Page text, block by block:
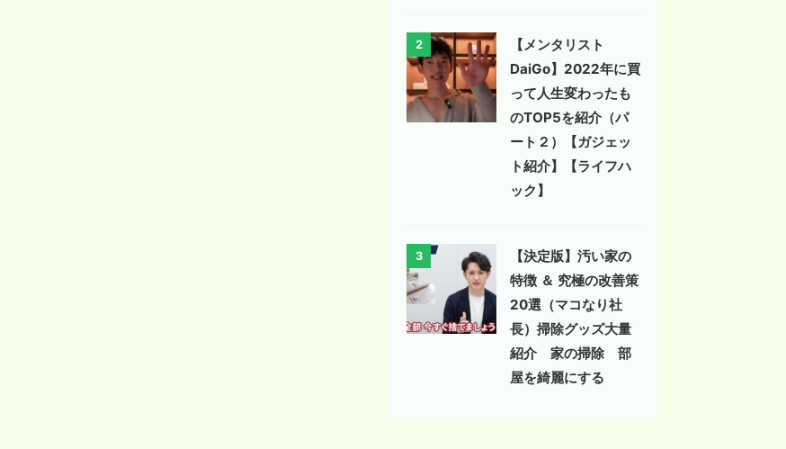
2
【メンタリスト
DaiGo】2022年に買
って人生変わったも
のTOP5を紹介（パ
ート２）【ガジェッ
ト紹介】【ライフハ
ック】
3
【決定版】汚い家の
特徴 ＆ 究極の改善策
20選（マコなり社
長）掃除グッズ大量
紹介 家の掃除 部
屋を綺麗にする